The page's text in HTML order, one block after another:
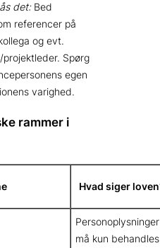
det:Bed
referencer på
og evt.
Spørg
egen
varighed.
rammer i
Hvad siger
Personoplysninger
må kun behandles